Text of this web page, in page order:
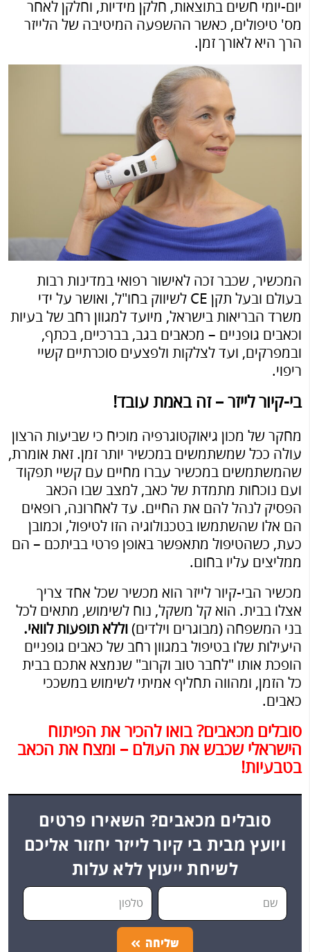
יום-יומי חשים בתוצאות, חלקן מידיות, וחלקן לאחר
מס' טיפולים, כאשר ההשפעה המיטיבה של הלייזר
הרך היא לאורך זמן.
המכשיר, שכבר זכה לאישור רפואי במדינות רבות
בעולם ובעל תקן CE לשיווק בחו"ל, ואושר על ידי
משרד הבריאות בישראל, מיועד למגוון רחב של בעיות
וכאבים גופניים – מכאבים בגב, בברכיים, בכתף,
ובמפרקים, ועד לצלקות ולפצעים סוכרתיים קשיי
ריפוי.
בי-קיור לייזר – זה באמת עובד!
מחקר של מכון גיאוקטוגרפיה מוכיח כי שביעות הרצון
עולה ככל שמשתמשים במכשיר יותר זמן. זאת אומרת,
שהמשתמשים במכשיר עברו מחיים עם קשיי תפקוד
ועם נוכחות מתמדת של כאב, למצב שבו הכאב
הפסיק לנהל להם את החיים. עד לאחרונה, רופאים
הם אלו שהשתמשו בטכנולוגיה הזו לטיפול, וכמובן
כעת, כשהטיפול מתאפשר באופן פרטי בביתכם – הם
ממליצים עליו בחום.
מכשיר הבי-קיור לייזר הוא מכשיר שכל אחד צריך
אצלו בבית. הוא קל משקל, נוח לשימוש, מתאים לכל
בני המשפחה (מבוגרים וילדים) וללא תופעות לוואי.
היעילות שלו בטיפול במגוון רחב של כאבים גופניים
הופכת אותו "לחבר טוב וקרוב" שנמצא אתכם בבית
כל הזמן, ומהווה תחליף אמיתי לשימוש במשככי
כאבים.
סובלים מכאבים? בואו להכיר את הפיתוח
הישראלי שכבש את העולם – ומצח את הכאב
בטבעיות!
סובלים מכאבים? השאירו פרטים
ויועץ מבית בי קיור לייזר יחזור אליכם
לשיחת ייעוץ ללא עלות
שליחה